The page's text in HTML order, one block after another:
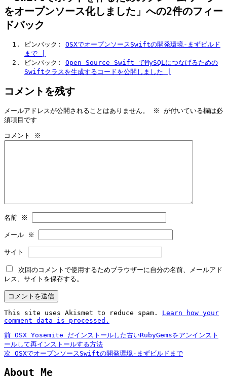
をオープンソース化しました」への2件のフィー
ドバック
ピンバック: OSXでオープンソースSwiftの開発環境-まずビルド
まで |
ピンバック: Open Source Swift でMySQLにつなげるための
Swiftクラスを生成するコードを公開しました |
コメントを残す
メールアドレスが公開されることはありません。 ※
が付いている欄は必
須項目です
コメント ※
名前 ※
メール ※
サイト
次回のコメントで使用するためブラウザーに自分の名前、メールアド
レス、サイトを保存する。
This site uses Akismet to reduce spam. Learn how your
comment data is processed.
投
稿
ビ
前 前
の
投
OSX Yosemite だインストールした古いRubyGemsをアンインスト
ールして再インストールする方法
次 次
投
OSXでオープンソースSwiftの開発環境-まずビルドまで
About Me